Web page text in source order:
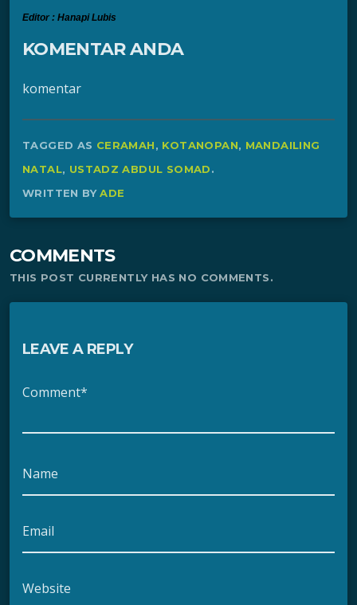
Editor : Hanapi Lubis
KOMENTAR ANDA
komentar
TAGGED AS CERAMAH, KOTANOPAN, MANDAILING
NATAL, USTADZ ABDUL SOMAD.
WRITTEN BYADE
COMMENTS
THIS POST CURRENTLY HAS NO COMMENTS.
LEAVE A REPLY
Comment*
Name
Email
Website